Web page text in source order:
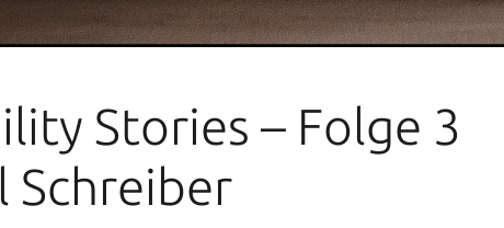
Stories – Folge 3
Schreiber